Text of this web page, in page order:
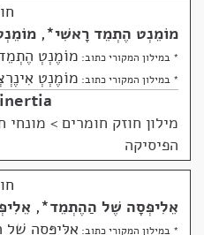
מוֹמֵנְט הֶתְמֵד רָאשִׁי*
,
* במילון המקורי כתוב: מוֹמֶנְטְ
* במילון המקורי כתוב: מוֹמֶנְטְ
מילון חוזק חומרים > מונחי
הפיסיקה
אֵלִיפְּסָה שֶׁל הַהֶתְמֵד*
,
* במילון המקורי כתוב: אֶלִּיפְּסָה שֶׁל